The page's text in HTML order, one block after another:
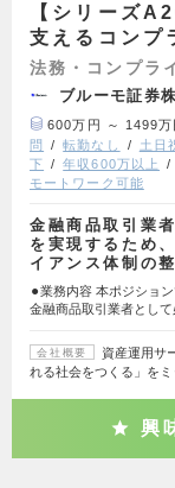
【シリーズ
支えるコンプ
法務・コンプラ
ブルーモ証券
600万円 ～ 1499万
問
転勤なし 土日
下
年収600万以上
モートワーク可能
金融商品取引業
を実現するため
イアンス体制の
⚫︎業務内容 本ポジショ
金融商品取引業者とし
会社概要
資産運用サ
れる社会をつくる」を
興